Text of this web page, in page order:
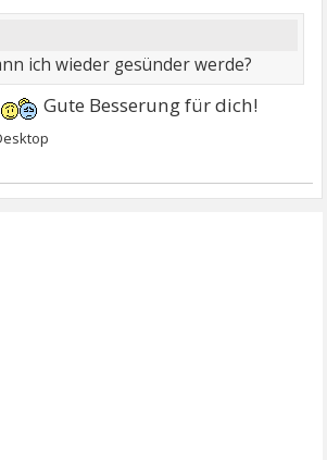
ich wieder gesünder werde?
Gute Besserung für dich!